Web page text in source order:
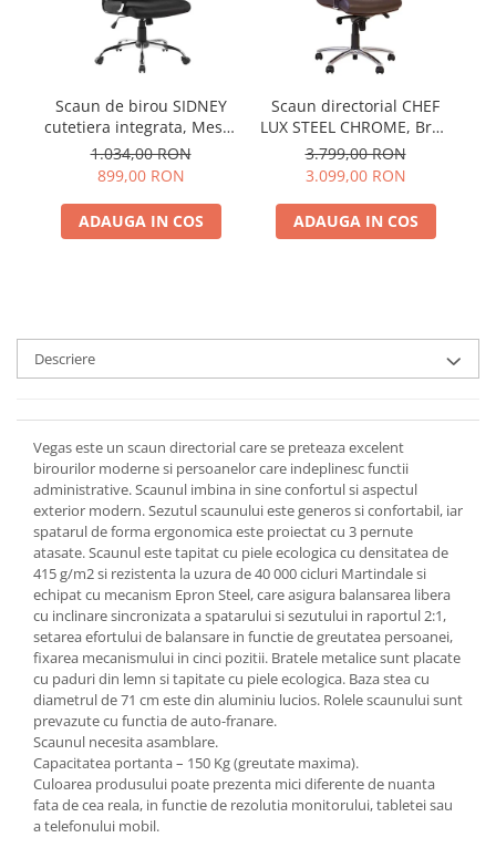
Scaun de birou SIDNEY
cutetiera integrata, Mesh,
Negru
1.034,00 RON
899,00 RON
ADAUGA IN COS
Scaun directorial CHEF
LUX STEEL CHROME, Brun
inchis, piele naturala
3.799,00 RON
3.099,00 RON
ADAUGA IN COS
Descriere
Vegas este un scaun directorial care se preteaza excelent
birourilor moderne si persoanelor care indeplinesc functii
administrative. Scaunul imbina in sine confortul si aspectul
exterior modern. Sezutul scaunului este generos si confortabil, iar
spatarul de forma ergonomica este proiectat cu 3 pernute
atasate. Scaunul este tapitat cu piele ecologica cu densitatea de
415 g/m2 si rezistenta la uzura de 40 000 cicluri Martindale si
echipat cu mecanism Epron Steel, care asigura balansarea libera
cu inclinare sincronizata a spatarului si sezutului in raportul 2:1,
setarea efortului de balansare in functie de greutatea persoanei,
fixarea mecanismului in cinci pozitii. Bratele metalice sunt placate
cu paduri din lemn si tapitate cu piele ecologica. Baza stea cu
diametrul de 71 cm este din aluminiu lucios. Rolele scaunului sunt
prevazute cu functia de auto-franare.
Scaunul necesita asamblare.
Capacitatea portanta – 150 Kg (greutate maxima).
Culoarea produsului poate prezenta mici diferente de nuanta
fata de cea reala, in functie de rezolutia monitorului, tabletei sau
a telefonului mobil.